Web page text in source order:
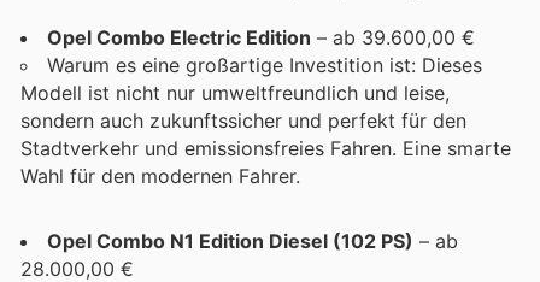
Opel Combo Electric Edition – ab 39.600,00 €
Warum es eine großartige Investition ist: Dieses
Modell ist nicht nur umweltfreundlich und leise,
sondern auch zukunftssicher und perfekt für den
Stadtverkehr und emissionsfreies Fahren. Eine smarte
Wahl für den modernen Fahrer.
Opel Combo N1 Edition Diesel (102 PS) – ab
28.000,00 €